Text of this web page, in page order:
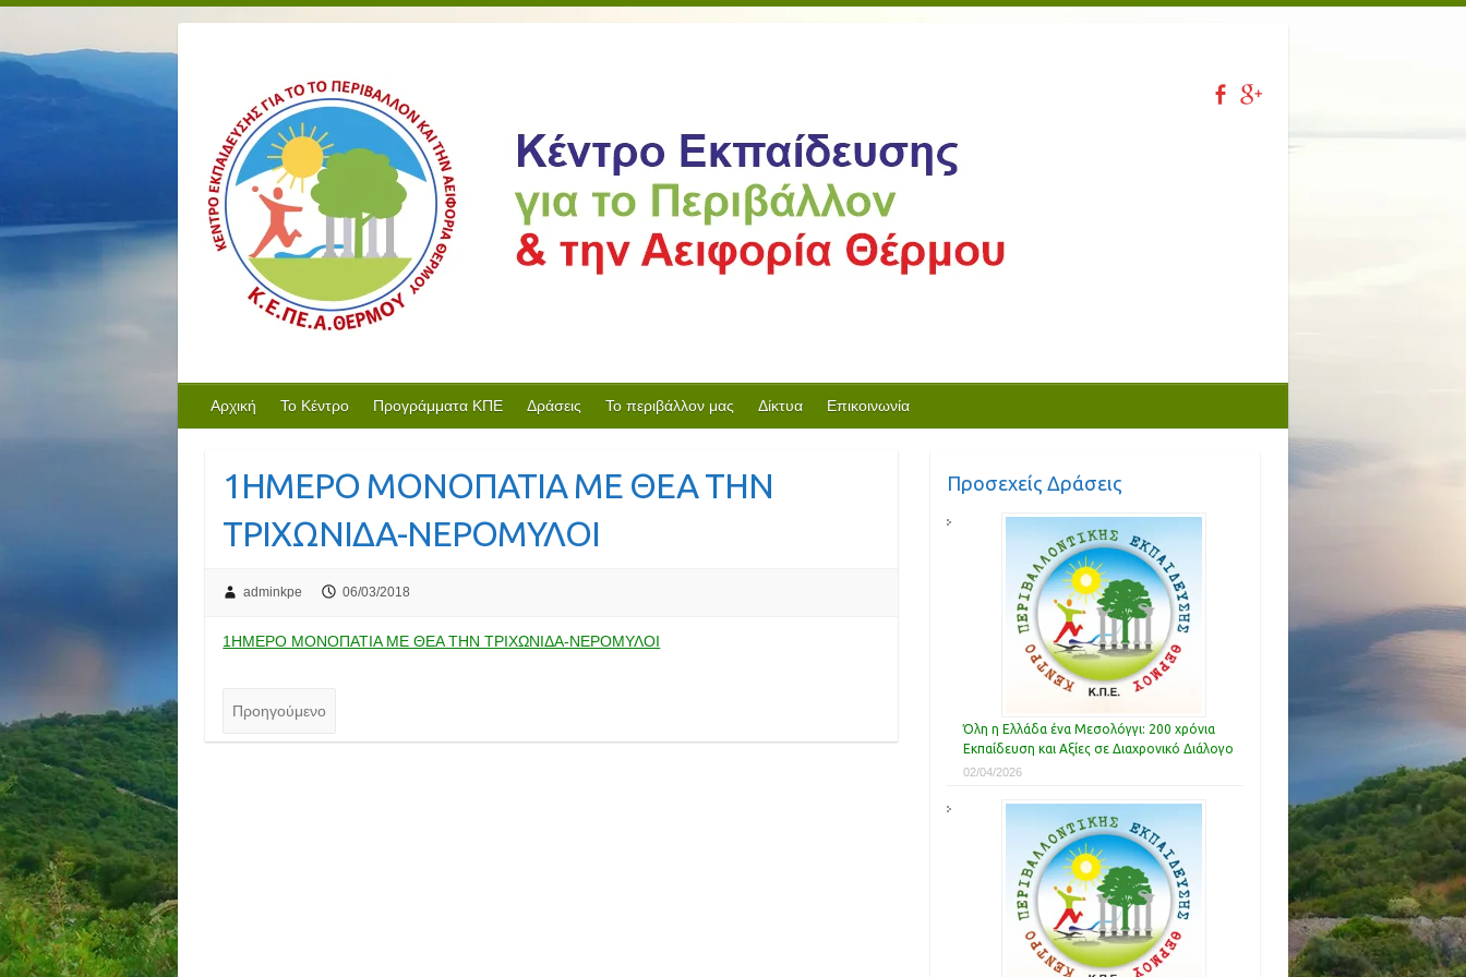
Αρχική Το Κέντρο Προγράμματα ΚΠΕ Δράσεις Το περιβάλλον μας Δίκτυα Επικοινωνία
1ΗΜΕΡΟ ΜΟΝΟΠΑΤΙΑ ΜΕ ΘΕΑ ΤΗΝ
ΤΡΙΧΩΝΙΔΑ-ΝΕΡΟΜΥΛΟΙ
adminkpe 06/03/2018
1ΗΜΕΡΟ ΜΟΝΟΠΑΤΙΑ ΜΕ ΘΕΑ ΤΗΝ ΤΡΙΧΩΝΙΔΑ-ΝΕΡΟΜΥΛΟΙ
Προηγούμενο
Προσεχείς Δράσεις
Όλη η Ελλάδα ένα Μεσολόγγι: 200 χρόνια
Εκπαίδευση και Αξίες σε Διαχρονικό Διάλογο
02/04/2026